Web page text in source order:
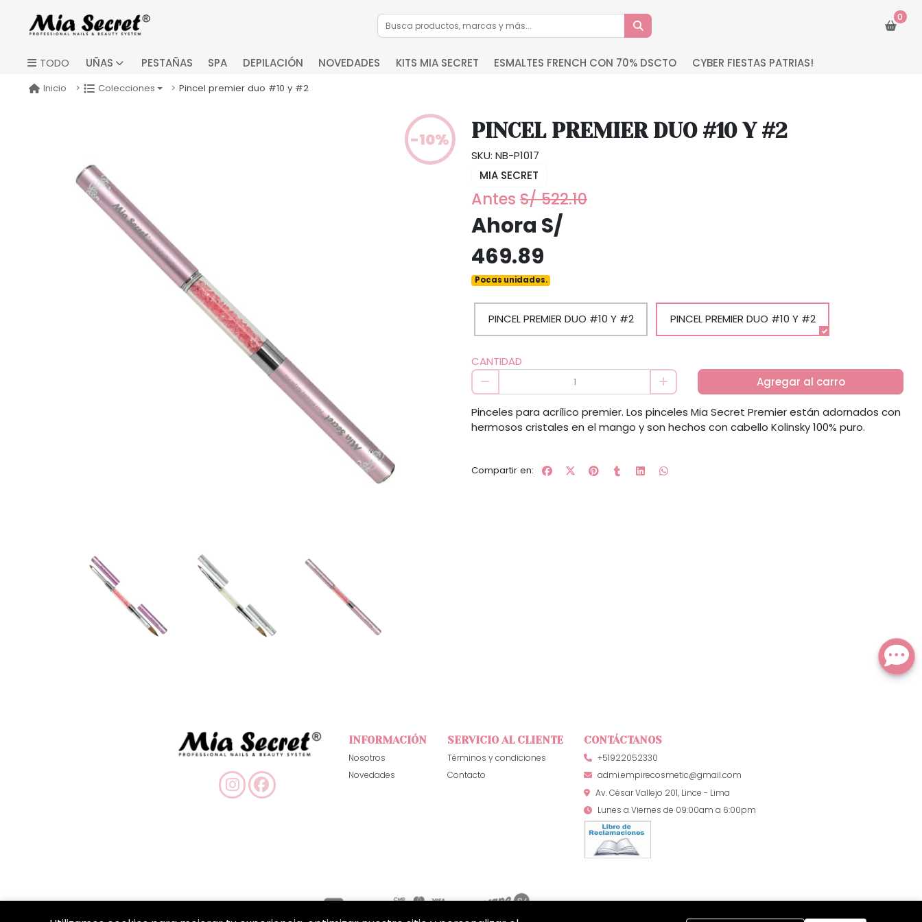
0
TODO UÑAS PESTAÑAS SPA DEPILACIÓN NOVEDADES KITS MIA SECRET ESMALTES FRENCH CON 70% DSCTO CYBER FIESTAS PATRIAS!
Inicio Colecciones Pincel premier duo #10 y #2
-10% PINCEL PREMIER DUO #10 Y #2
SKU: NB-P1017
MIA SECRET
Antes S/ 522.10
Ahora S/
469.89
Pocas unidades.
PINCEL PREMIER DUO #10 Y #2 PINCEL PREMIER DUO #10 Y #2
CANTIDAD
Agregar al carro
Pinceles para acrílico premier. Los pinceles Mia Secret Premier están adornados con
hermosos cristales en el mango y son hechos con cabello Kolinsky 100% puro.
Compartir en:
INFORMACIÓN
Nosotros
Novedades
SERVICIO AL CLIENTE
Términos y condiciones
Contacto
CONTÁCTANOS
+51922052330
admi.empirecosmetic@gmail.com
Av. César Vallejo 201, Lince - Lima
Lunes a Viernes de 09:00am a 6:00pm